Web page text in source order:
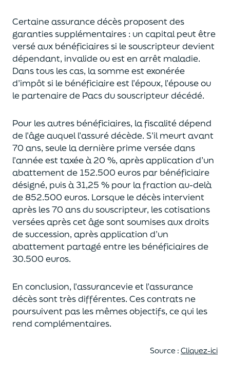
Certaine assurance décès proposentdes
garanties supplémentaires : un capitalpeut être
versé aux bénéficiaires si le souscripteur devient
dépendant, invalide ouest en arrêt maladie.
Dans tous les cas, la somme est exonérée
d’impôt si le bénéficiaire est l’époux, l’épouse ou
le partenaire de Pacsdu souscripteur décédé.
Pour les autres bénéficiaires, la fiscalité dépend
de l’âgeauquell’assuré décède. S’il meurt avant
70 ans, seule la dernière prime versée dans
l’année esttaxée à 20 %, après application d’un
abattement de 152.500 euros par bénéficiaire
désigné, puis à 31,25 % pour la fraction au-delà
de852.500 euros. Lorsque le décès intervient
après les 70 ans du souscripteur, les cotisations
versées après cet âge sont soumises aux droits
de succession, après application d’un
abattement partagé entre les bénéficiaires de
30.500 euros.
En conclusion, l’assurancevie et l’assurance
décès sont très différentes. Ces contrats ne
poursuivent pas les mêmes objectifs, ce qui les
rend complémentaires.
Source : Cliquez-ici